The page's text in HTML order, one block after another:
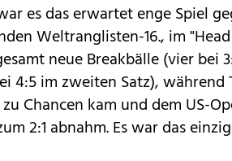
es das erwartet enge Spiel
Weltranglisten-16., im
neue Breakbälle (vier bei
4:5 im zweiten Satz),
Chancen kam und dem US-
2:1 abnahm. Es war das